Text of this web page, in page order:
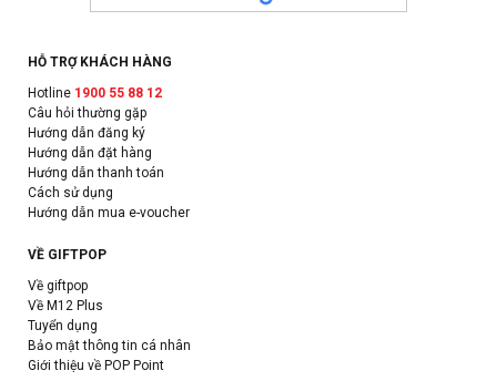
HỖ TRỢ KHÁCH HÀNG
Hotline 1900 55 88 12
Câu hỏi thường gặp
Hướng dẫn đăng ký
Hướng dẫn đặt hàng
Hướng dẫn thanh toán
Cách sử dụng
Hướng dẫn mua e-voucher
VỀ GIFTPOP
Về giftpop
Về M12 Plus
Tuyển dụng
Bảo mật thông tin cá nhân
Giới thiệu về POP Point